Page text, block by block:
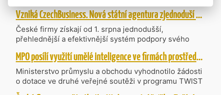
Vzniká CzechBusiness. Nová státní agentura zjednoduší podporu českých firem
České firmy získají od 1. srpna jednodušší,
přehlednější a efektivnější systém podpory svého
CzechBusiness, která propojuje dosavadní
kompetence agentur CzechTrade a CzechInvest.
Firmám nabídne jednoho partnera pro rozvoj od
inovací až po zahraniční expanzi.
MPO posílí využití umělé inteligence ve firmách prostřednictvím 40 projektů z programu TWIST
Ministerstvo průmyslu a obchodu vyhodnotilo žádosti
o dotace ve druhé veřejné soutěži v programu TWIST
– Transfer, Výzkum, Vývoj a Inovace pro Strategické